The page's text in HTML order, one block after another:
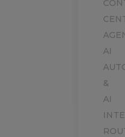
AI
&
AI